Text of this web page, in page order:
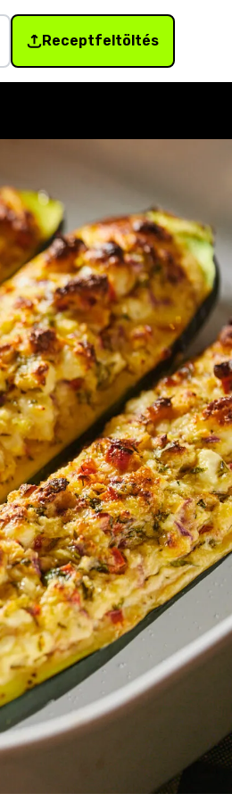
Receptfeltöltés